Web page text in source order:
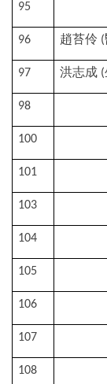
95
96 趙苔伶 (
97 洪志成 (
98
100
101
103
104
105
106
107
108